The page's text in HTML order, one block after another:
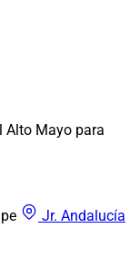
Alto Mayo para
Jr. Andalucía